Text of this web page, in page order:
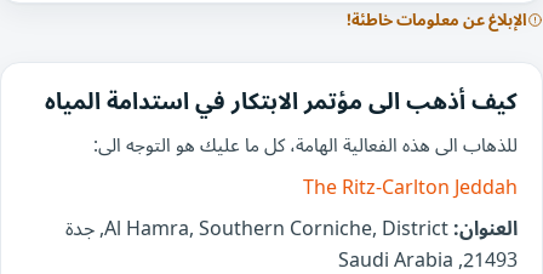
الإبلاغ عن معلومات خاطئة!
كيف أذهب الى مؤتمر الابتكار في استدامة المياه
للذهاب الى هذه الفعالية الهامة، كل ما عليك هو التوجه الى:
The Ritz-Carlton Jeddah
العنوان:
Al Hamra, Southern Corniche, District, جدة
21493, Saudi Arabia